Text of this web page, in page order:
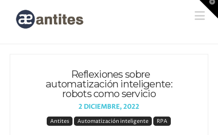
Reflexiones sobre
automatización inteligente:
robots como servicio
2 DICIEMBRE, 2022
Antites Automatización inteligente RPA